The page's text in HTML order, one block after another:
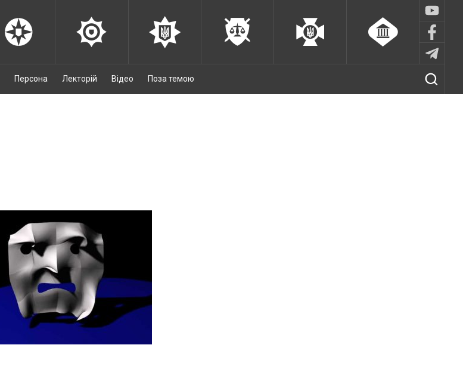
Персона Лекторій Відео Поза темою